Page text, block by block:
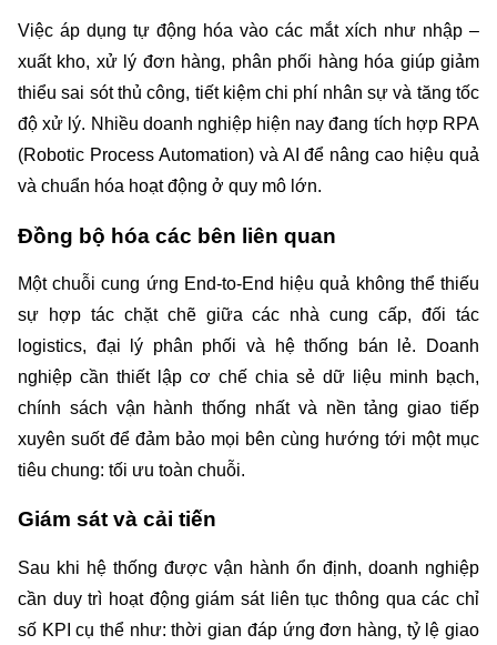
Việc áp dụng tự động hóa vào các mắt xích như nhập –
xuất kho, xử lý đơn hàng, phân phối hàng hóa giúp giảm
thiểu sai sót thủ công, tiết kiệm chi phí nhân sự và tăng tốc
độ xử lý. Nhiều doanh nghiệp hiện nay đang tích hợp RPA
(Robotic Process Automation) và AI để nâng cao hiệu quả
và chuẩn hóa hoạt động ở quy mô lớn.
Đồng bộ hóa các bên liên quan
Một chuỗi cung ứng End-to-End hiệu quả không thể thiếu
sự hợp tác chặt chẽ giữa các nhà cung cấp, đối tác
logistics, đại lý phân phối và hệ thống bán lẻ. Doanh
nghiệp cần thiết lập cơ chế chia sẻ dữ liệu minh bạch,
chính sách vận hành thống nhất và nền tảng giao tiếp
xuyên suốt để đảm bảo mọi bên cùng hướng tới một mục
tiêu chung: tối ưu toàn chuỗi.
Giám sát và cải tiến
Sau khi hệ thống được vận hành ổn định, doanh nghiệp
cần duy trì hoạt động giám sát liên tục thông qua các chỉ
số KPI cụ thể như: thời gian đáp ứng đơn hàng, tỷ lệ giao